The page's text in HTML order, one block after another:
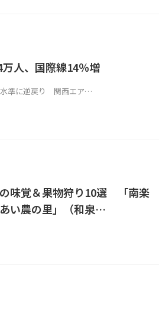
人、国際線14％増
水準に逆戻り 関西エア…
味覚＆果物狩り10選 「南楽
い農の里」（和泉…